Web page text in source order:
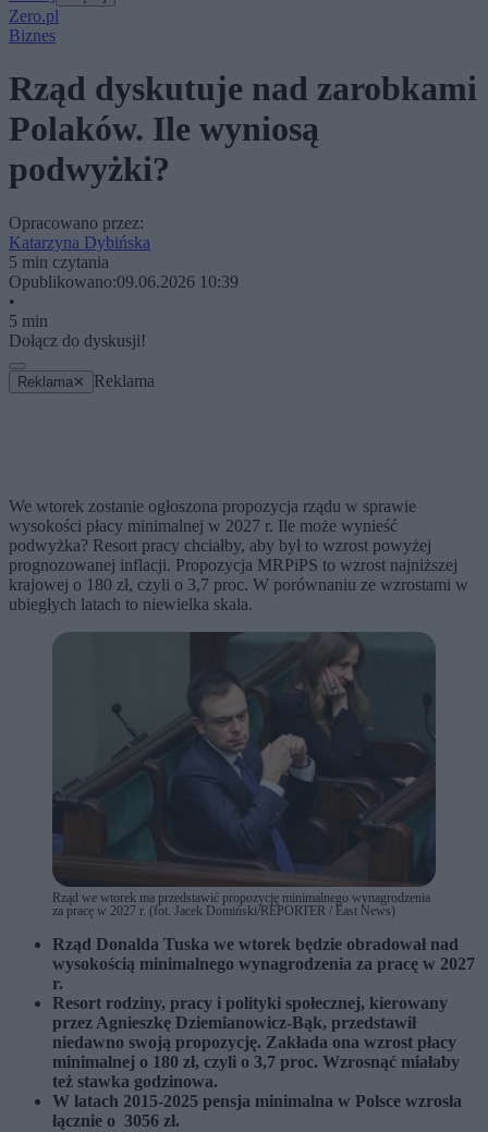
Zero.pl
Biznes
Rząd dyskutuje nad zarobkami
Polaków. Ile wyniosą
podwyżki?
Opracowano przez:
Katarzyna Dybińska
5 min czytania
Opublikowano:09.06.2026 10:39
•
5 min
Dołącz do dyskusji!
Reklama ✕ Reklama
We wtorek zostanie ogłoszona propozycja rządu w sprawie
wysokości płacy minimalnej w 2027 r. Ile może wynieść
podwyżka? Resort pracy chciałby, aby był to wzrost powyżej
prognozowanej inflacji. Propozycja MRPiPS to wzrost najniższej
krajowej o 180 zł, czyli o 3,7 proc. W porównaniu ze wzrostami w
ubiegłych latach to niewielka skala.
Rząd we wtorek ma przedstawić propozycję minimalnego wynagrodzenia
za pracę w 2027 r. (fot. Jacek Domiński/REPORTER / East News)
Rząd Donalda Tuska we wtorek będzie obradował nad
wysokością minimalnego wynagrodzenia za pracę w 2027
r.
Resort rodziny, pracy i polityki społecznej, kierowany
przez Agnieszkę Dziemianowicz-Bąk, przedstawił
niedawno swoją propozycję. Zakłada ona wzrost płacy
minimalnej o 180 zł, czyli o 3,7 proc. Wzrosnąć miałaby
też stawka godzinowa.
W latach 2015-2025 pensja minimalna w Polsce wzrosła
łącznie o 3056 zł.